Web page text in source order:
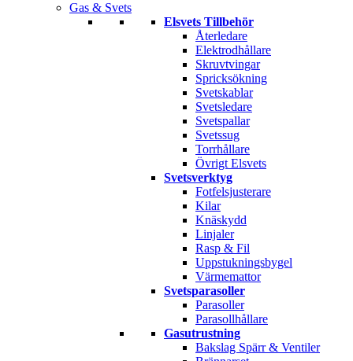
Gas & Svets
Elsvets Tillbehör
Återledare
Elektrodhållare
Skruvtvingar
Spricksökning
Svetskablar
Svetsledare
Svetspallar
Svetssug
Torrhållare
Övrigt Elsvets
Svetsverktyg
Fotfelsjusterare
Kilar
Knäskydd
Linjaler
Rasp & Fil
Uppstukningsbygel
Värmemattor
Svetsparasoller
Parasoller
Parasollhållare
Gasutrustning
Bakslag Spärr & Ventiler